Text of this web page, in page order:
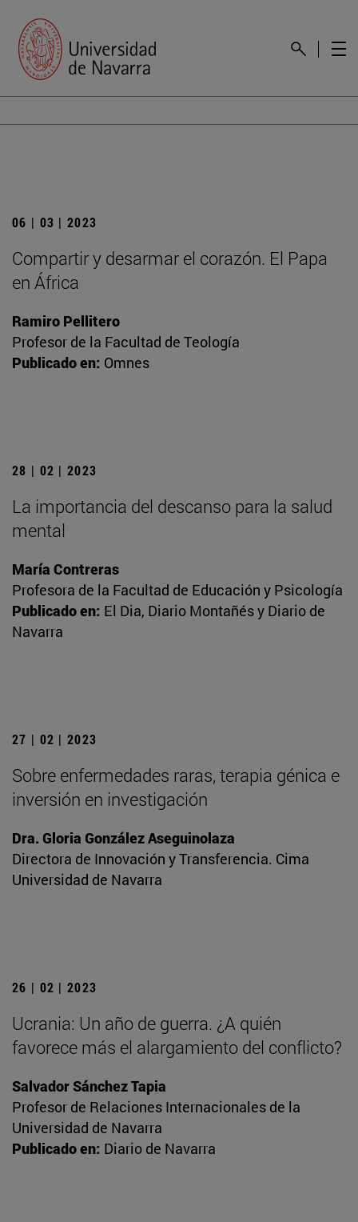
06 | 03 | 2023
Compartir y desarmar el corazón. El Papa
en África
Ramiro Pellitero
Profesor de la Facultad de Teología
Publicado en: Omnes
28 | 02 | 2023
La importancia del descanso para la salud
mental
María Contreras
Profesora de la Facultad de Educación y Psicología
Publicado en: El Dia, Diario Montañés y Diario de
Navarra
27 | 02 | 2023
Sobre enfermedades raras, terapia génica e
inversión en investigación
Dra. Gloria González Aseguinolaza
Directora de Innovación y Transferencia. Cima
Universidad de Navarra
26 | 02 | 2023
Ucrania: Un año de guerra. ¿A quién
favorece más el alargamiento del conflicto?
Salvador Sánchez Tapia
Profesor de Relaciones Internacionales de la
Universidad de Navarra
Publicado en: Diario de Navarra